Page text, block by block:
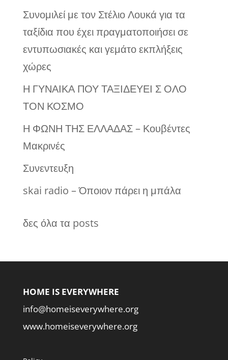
Συνομιλεί με τον Στέλιο Λουκά για τα
ταξίδια που έχει πραγματοποιήσει σε
εντυπωσιακές και γεμάτο εκπλήξεις
χώρες
Η ΓΥΝΑΙΚΑ ΠΟΥ ΤΑΞΙΔΕΥΕΙ Σ ΟΛΟ
ΤΟΝ ΚΟΣΜΟ
Η ΦΩΝΗ ΤΗΣ ΕΛΛΑΔΑΣ – Κουβέντες
Μακρινές
Συνεντευξη
skai radio – Όποιον πάρει η μπάλα
δες όλα τα posts
HOME IS EVERYWHERE
info@homeiseverywhere.org
www.homeiseverywhere.org